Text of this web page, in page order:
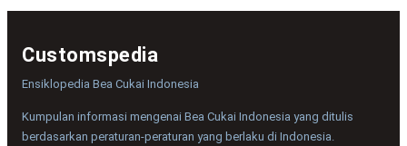
Customspedia
Ensiklopedia Bea Cukai Indonesia
Kumpulan informasi mengenai Bea Cukai Indonesia yang ditulis
berdasarkan peraturan-peraturan yang berlaku di Indonesia.